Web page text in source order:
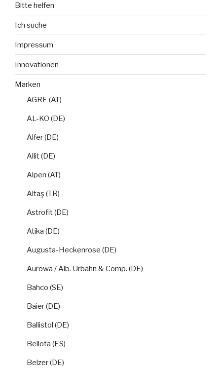
Bitte helfen
Ich suche
Impressum
Innovationen
Marken
AGRE (AT)
AL-KO (DE)
Alfer (DE)
Allit (DE)
Alpen (AT)
Altaş (TR)
Astrofit (DE)
Atika (DE)
Augusta-Heckenrose (DE)
Aurowa / Alb. Urbahn & Comp. (DE)
Bahco (SE)
Baier (DE)
Ballistol (DE)
Bellota (ES)
Belzer (DE)